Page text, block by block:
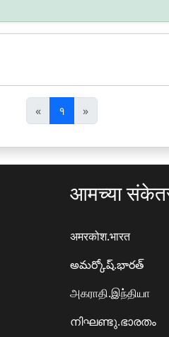
«पि
छ
ला
१ »अ
ग
ला
आमच्या
अमरकोश.भारत
అమర్కోష్.భారత్
அகராதி.இந்தியா
നിഘണ്ടു.ഭാരതം